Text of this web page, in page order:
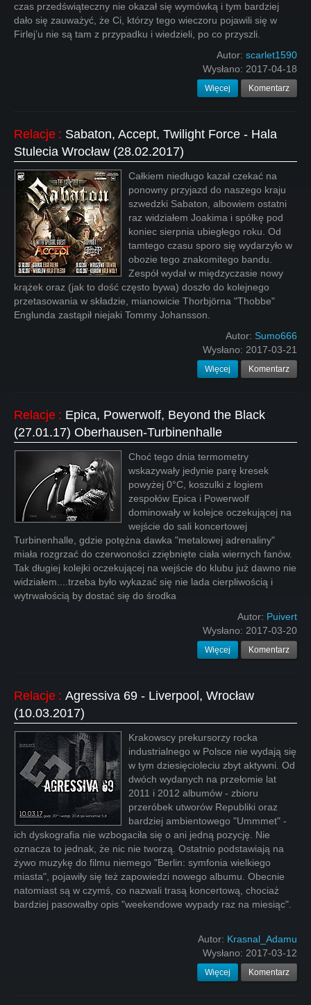
czas przedświąteczny nie okazał się wymówką i tym bardziej
dało się zauważyć, że Ci, którzy tego wieczoru pojawili się w
Firlej’u nie są tam z przypadku i wiedzieli, po co przyszli.
Autor: scarlet1590
Wysłano: 2017-04-18
Więcej Komentarz
Relacje : Sabaton, Accept, Twilight Force - Hala
Stulecia Wrocław (28.02.2017)
Całkiem niedługo kazał czekać na
ponowny przyjazd do naszego kraju
szwedzki Sabaton, albowiem ostatni
raz widziałem Joakima i spółkę pod
koniec sierpnia ubiegłego roku. Od
tamtego czasu sporo się wydarzyło w
obozie tego znakomitego bandu.
Zespół wydał w międzyczasie nowy
krążek oraz (jak to dość często bywa) doszło do kolejnego
przetasowania w składzie, mianowicie Thorbjörna "Thobbe"
Englunda zastąpił niejaki Tommy Johansson.
Autor: Sumo666
Wysłano: 2017-03-21
Więcej Komentarz
Relacje : Epica, Powerwolf, Beyond the Black
(27.01.17) Oberhausen-Turbinenhalle
Choć tego dnia termometry
wskazywały jedynie parę kresek
powyżej 0°C, koszulki z logiem
zespołów Epica i Powerwolf
dominowały w kolejce oczekującej na
wejście do sali koncertowej
Turbinenhalle, gdzie potężna dawka "metalowej adrenaliny"
miała rozgrzać do czerwoności zziębnięte ciała wiernych fanów.
Tak długiej kolejki oczekującej na wejście do klubu już dawno nie
widziałem....trzeba było wykazać się nie lada cierpliwością i
wytrwałością by dostać się do środka
Autor: Puivert
Wysłano: 2017-03-20
Więcej Komentarz
Relacje : Agressiva 69 - Liverpool, Wrocław
(10.03.2017)
Krakowscy prekursorzy rocka
industrialnego w Polsce nie wydają się
w tym dziesięcioleciu zbyt aktywni. Od
dwóch wydanych na przełomie lat
2011 i 2012 albumów - zbioru
przeróbek utworów Republiki oraz
bardziej ambientowego "Ummmet" -
ich dyskografia nie wzbogaciła się o ani jedną pozycję. Nie
oznacza to jednak, że nic nie tworzą. Ostatnio podstawiają na
żywo muzykę do filmu niemego "Berlin: symfonia wielkiego
miasta", pojawiły się też zapowiedzi nowego albumu. Obecnie
natomiast są w czymś, co nazwali trasą koncertową, chociaż
bardziej pasowałby opis "weekendowe wypady raz na miesiąc".
Autor: Krasnal_Adamu
Wysłano: 2017-03-12
Więcej Komentarz